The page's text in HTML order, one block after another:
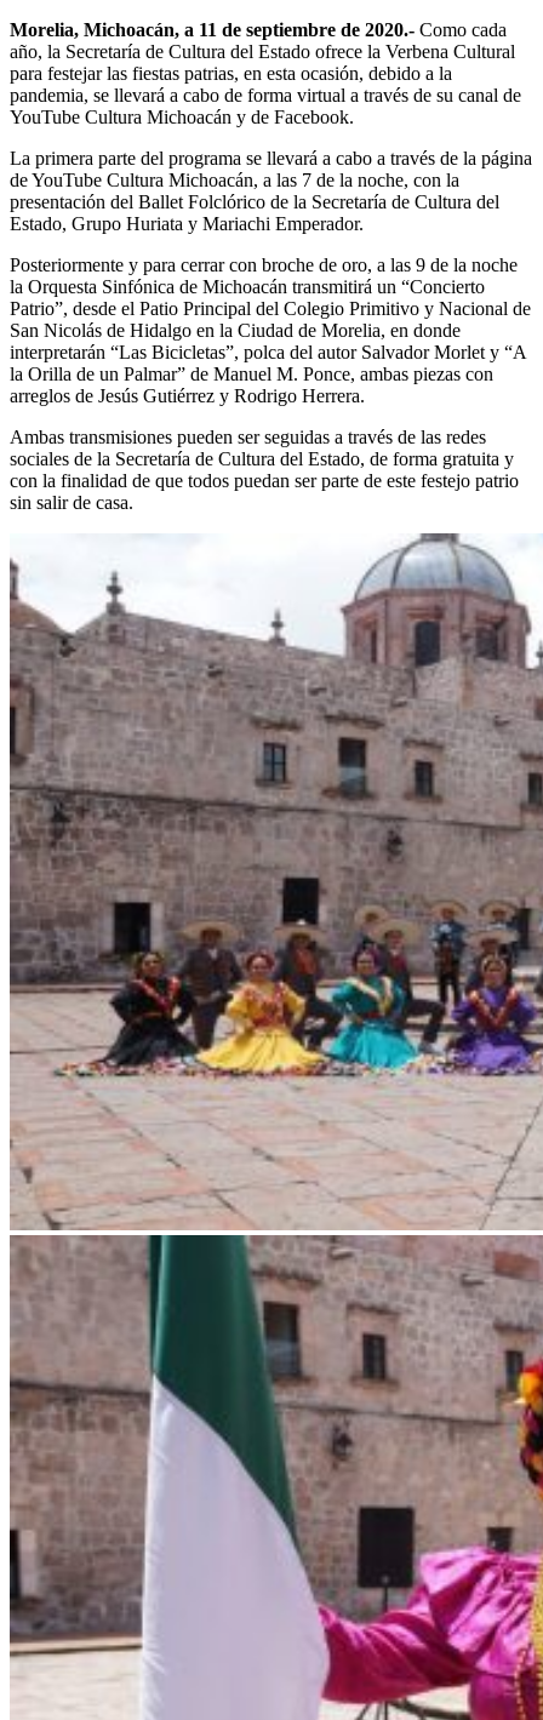
Morelia, Michoacán, a 11 de septiembre de 2020.- Como cada
año, la Secretaría de Cultura del Estado ofrece la Verbena Cultural
para festejar las fiestas patrias, en esta ocasión, debido a la
pandemia, se llevará a cabo de forma virtual a través de su canal de
YouTube Cultura Michoacán y de Facebook.
La primera parte del programa se llevará a cabo a través de la página
de YouTube Cultura Michoacán, a las 7 de la noche, con la
presentación del Ballet Folclórico de la Secretaría de Cultura del
Estado, Grupo Huriata y Mariachi Emperador.
Posteriormente y para cerrar con broche de oro, a las 9 de la noche
la Orquesta Sinfónica de Michoacán transmitirá un “Concierto
Patrio”, desde el Patio Principal del Colegio Primitivo y Nacional de
San Nicolás de Hidalgo en la Ciudad de Morelia, en donde
interpretarán “Las Bicicletas”, polca del autor Salvador Morlet y “A
la Orilla de un Palmar” de Manuel M. Ponce, ambas piezas con
arreglos de Jesús Gutiérrez y Rodrigo Herrera.
Ambas transmisiones pueden ser seguidas a través de las redes
sociales de la Secretaría de Cultura del Estado, de forma gratuita y
con la finalidad de que todos puedan ser parte de este festejo patrio
sin salir de casa.